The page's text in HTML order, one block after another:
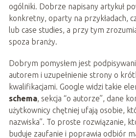
ogólniki. Dobrze napisany artykuł
konkretny, oparty na przykładach,
lub case studies, a przy tym
spoza branży.
Dobrym pomysłem jest
autorem i uzupełnienie strony o
kwalifikacjami. Google widzi takie
schema, sekcja “o autorze”, dane
użytkownicy chętniej ufają osobie,
nazwiska”. To proste rozwiązanie,
buduje zaufanie i poprawia odbiór